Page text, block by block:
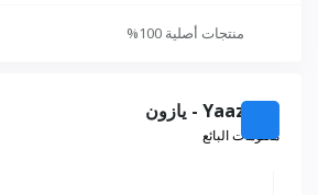
منتجات أصلية 100%
Yaazoon - يازون
معلومات البائع